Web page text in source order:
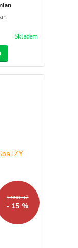
Skladem
9 990 Kč
- 15 %